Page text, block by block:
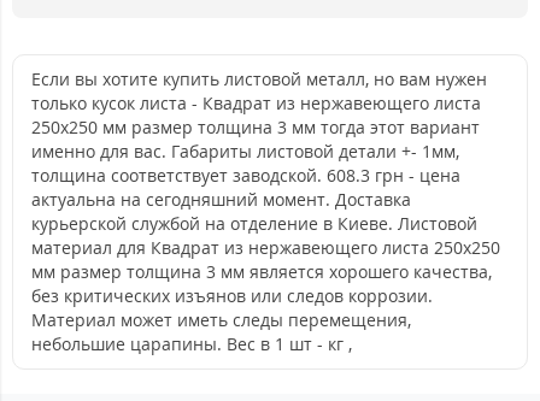
Если вы хотите купить листовой металл, но вам нужен
только кусок листа - Квадрат из нержавеющего листа
250х250 мм размер толщина 3 мм тогда этот вариант
именно для вас. Габариты листовой детали +- 1мм,
толщина соответствует заводской. 608.3 грн - цена
актуальна на сегодняшний момент. Доставка
курьерской службой на отделение в Киеве. Листовой
материал для Квадрат из нержавеющего листа 250х250
мм размер толщина 3 мм является хорошего качества,
без критических изъянов или следов коррозии.
Материал может иметь следы перемещения,
небольшие царапины. Вес в 1 шт - кг ,